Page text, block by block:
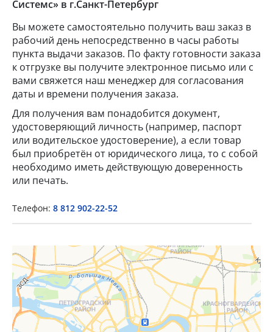
Системс» в г.Санкт-Петербург
Вы можете самостоятельно получить ваш заказ в
рабочий день непосредственно в часы работы
пункта выдачи заказов. По факту готовности заказа
к отгрузке вы получите электронное письмо или с
вами свяжется наш менеджер для согласования
даты и времени получения заказа.
Для получения вам понадобится документ,
удостоверяющий личность (например, паспорт
или водительское удостоверение), а если товар
был приобретён от юридического лица, то с собой
необходимо иметь действующую доверенность
или печать.
Телефон: 8 812 902-22-52
Popup Title